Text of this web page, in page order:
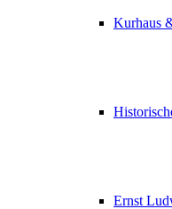
Kurhaus
Ernst